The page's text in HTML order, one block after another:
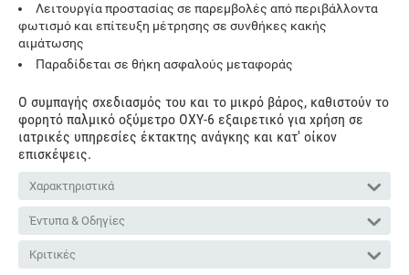
Λειτουργία προστασίας σε παρεμβολές από περιβάλλοντα
φωτισμό και επίτευξη μέτρησης σε συνθήκες κακής
αιμάτωσης
Παραδίδεται σε θήκη ασφαλούς μεταφοράς
Ο συμπαγής σχεδιασμός του και το μικρό βάρος, καθιστούν το
φορητό παλμικό οξύμετρο OXY-6 εξαιρετικό για χρήση σε
ιατρικές υπηρεσίες έκτακτης ανάγκης και κατ' οίκον
επισκέψεις.
Χαρακτηριστικά
Έντυπα & Οδηγίες
Κριτικές